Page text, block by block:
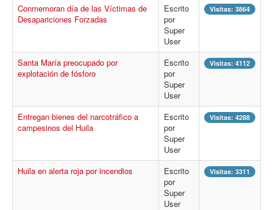
Conmemoran día de las Víctimas de
Desapariciones Forzadas
Escrito
por
Super
User
Visitas: 3864
Santa María preocupado por
explotación de fósforo
Escrito
por
Super
User
Visitas: 4112
Entregan bienes del narcotráfico a
campesinos del Huila
Escrito
por
Super
User
Visitas: 4288
Huila en alerta roja por incendios
Escrito
por
Super
User
Visitas: 3311